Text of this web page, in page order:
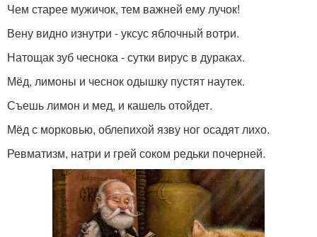
Чем старее мужичок, тем важней ему лучок!
Вену видно изнутри - уксус яблочный вотри.
Натощак зуб чеснока - сутки вирус в дураках.
Мёд, лимоны и чеснок одышку пустят наутек.
Съешь лимон и мед, и кашель отойдет.
Мёд с морковью, облепихой язву ног осадят лихо.
Ревматизм, натри и грей соком редьки почерней.